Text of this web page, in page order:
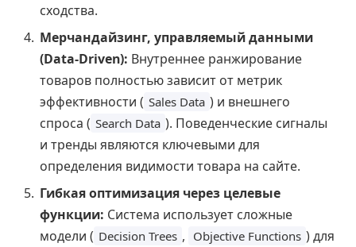
сходства.
Мерчандайзинг, управляемый данными
(Data-Driven): Внутреннее ранжирование
товаров полностью зависит от метрик
эффективности ( Sales Data ) и внешнего
спроса ( Search Data ). Поведенческие сигналы
и тренды являются ключевыми для
определения видимости товара на сайте.
Гибкая оптимизация через целевые
функции: Система использует сложные
модели ( Decision Trees , Objective Functions ) для